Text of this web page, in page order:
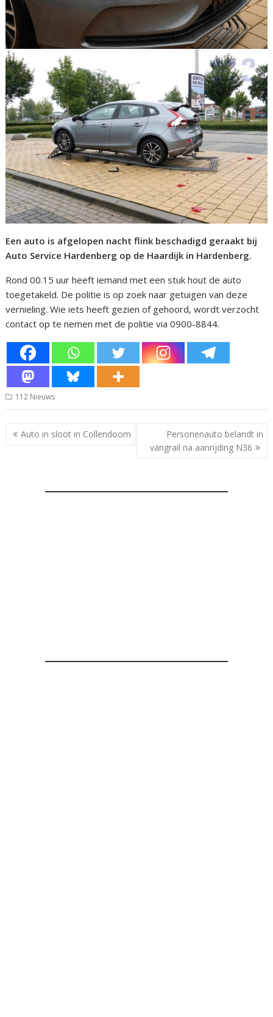
Een auto is afgelopen nacht flink beschadigd geraakt bij
Auto Service Hardenberg op de Haardijk in Hardenberg.
Rond 00.15 uur heeft iemand met een stuk hout de auto
toegetakeld. De politie is op zoek naar getuigen van deze
vernieling. Wie iets heeft gezien of gehoord, wordt verzocht
contact op te nemen met de politie via 0900-8844.
112 Nieuws
Bericht
navigatie
Auto in sloot in Collendoorn
Personenauto belandt in
vangrail na aanrijding N36